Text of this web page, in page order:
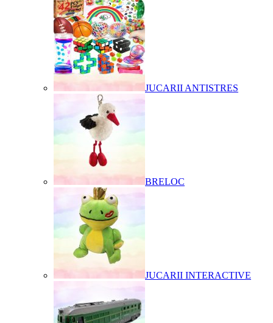
JUCARII ANTISTRES
BRELOC
JUCARII INTERACTIVE